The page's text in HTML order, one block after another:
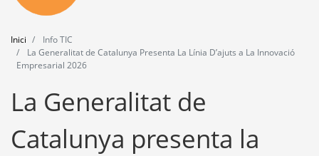
Actualitat
Agenda
Eines
Inici
Info TIC
La Generalitat de Catalunya Presenta La Línia D’ajuts a La Innovació
Empresarial 2026
La Generalitat de
Catalunya presenta la